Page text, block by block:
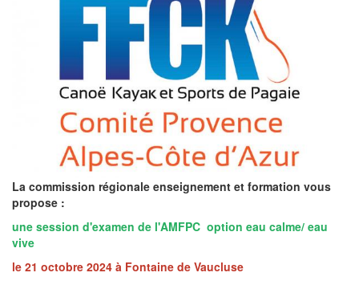
La commission régionale enseignement et formation vous
propose :
une session d'examen de l'AMFPC option eau calme/ eau
vive
le 21 octobre 2024 à Fontaine de Vaucluse